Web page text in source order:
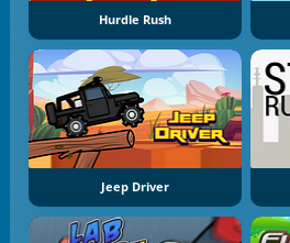
Hurdle Rush
Jeep Driver